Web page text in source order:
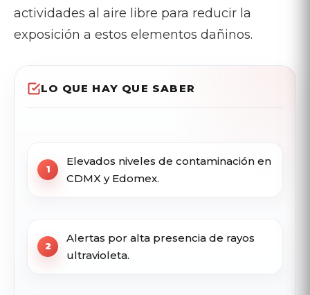
actividades al aire libre para reducir la
exposición a estos elementos dañinos.
LO QUE HAY QUE SABER
Elevados niveles de contaminación en
CDMX y Edomex.
Alertas por alta presencia de rayos
ultravioleta.